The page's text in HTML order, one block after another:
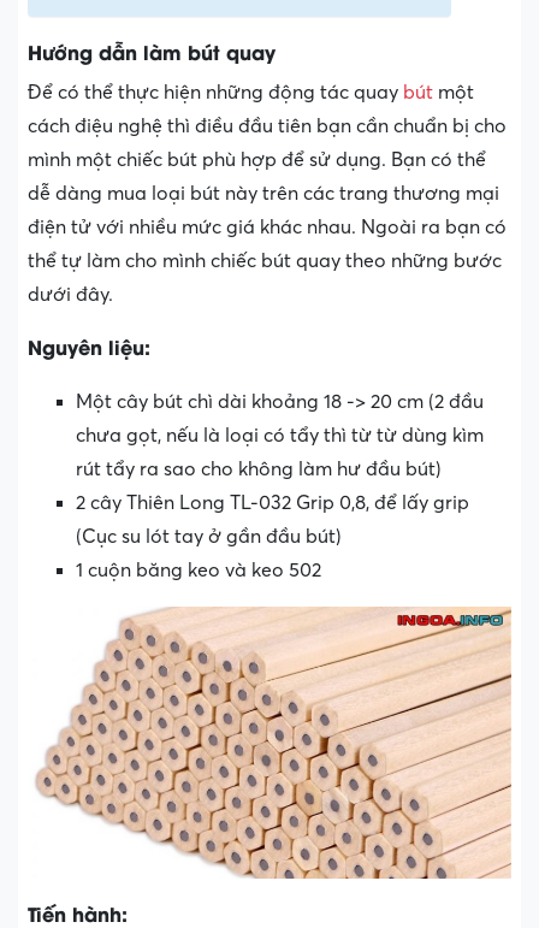
Hướng dẫn làm bút quay
Để có thể thực hiện những động tác quay bút một
cách điệu nghệ thì điều đầu tiên bạn cần chuẩn bị cho
mình một chiếc bút phù hợp để sử dụng. Bạn có thể
dễ dàng mua loại bút này trên các trang thương mại
điện tử với nhiều mức giá khác nhau. Ngoài ra bạn có
thể tự làm cho mình chiếc bút quay theo những bước
dưới đây.
Nguyên liệu:
Một cây bút chì dài khoảng 18 -> 20 cm (2 đầu
chưa gọt, nếu là loại có tẩy thì từ từ dùng kìm
rút tẩy ra sao cho không làm hư đầu bút)
2 cây Thiên Long TL-032 Grip 0,8, để lấy grip
(Cục su lót tay ở gần đầu bút)
1 cuộn băng keo và keo 502
Tiến hành: